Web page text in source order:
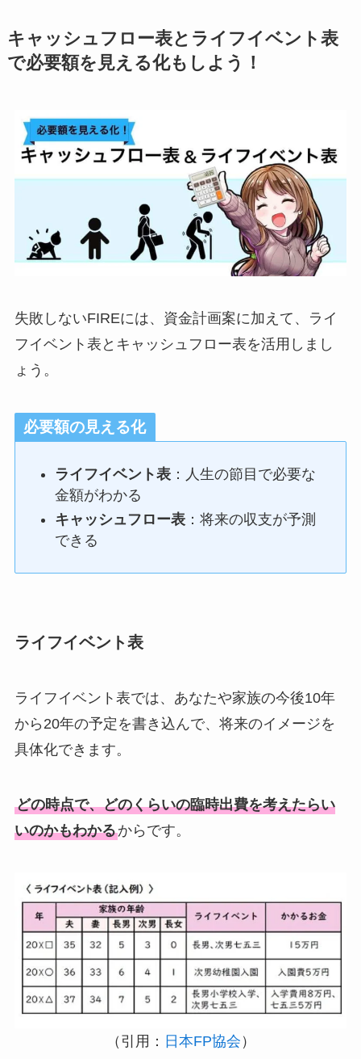
キャッシュフロー表とライフイベント表
で必要額を見える化もしよう！
失敗しないFIREには、資金計画案に加えて、ライ
フイベント表とキャッシュフロー表を活用しまし
ょう。
必要額の見える化
ライフイベント表 ：人生の節目で必要な
金額がわかる
キャッシュフロー表 ：将来の収支が予測
できる
ライフイベント表
ライフイベント表では、あなたや家族の今後10年
から20年の予定を書き込んで、将来のイメージを
具体化できます。
どの時点で、どのくらいの臨時出費を考えたらい
いのかもわかるからです。
（引用： 日本FP協会 ）